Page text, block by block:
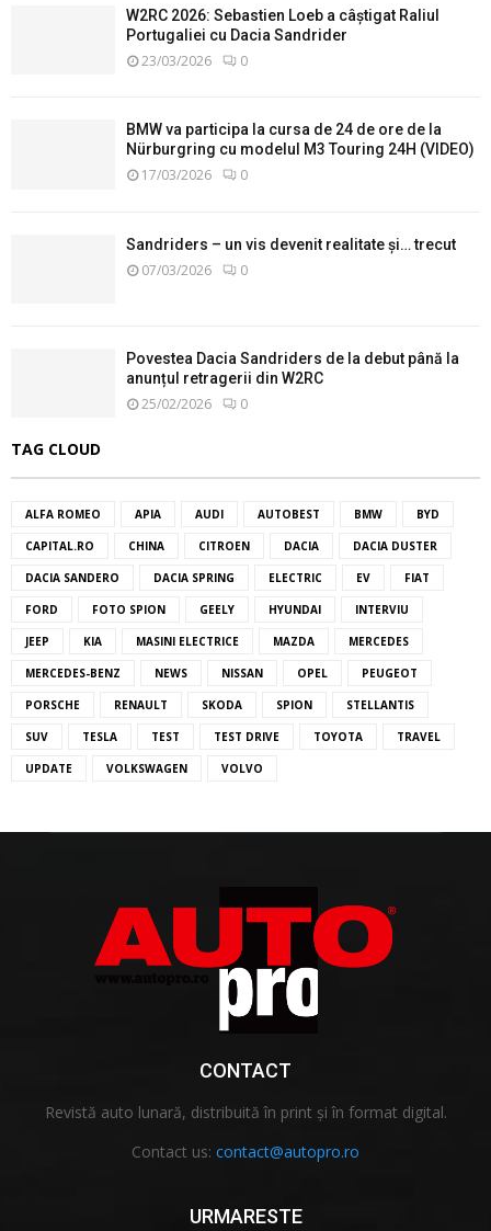
W2RC 2026: Sebastien Loeb a câștigat Raliul
Portugaliei cu Dacia Sandrider
23/03/2026 0
BMW va participa la cursa de 24 de ore de la
Nürburgring cu modelul M3 Touring 24H (VIDEO)
17/03/2026 0
Sandriders – un vis devenit realitate și… trecut
07/03/2026 0
Povestea Dacia Sandriders de la debut până la
anunțul retragerii din W2RC
25/02/2026 0
TAG CLOUD
ALFA ROMEO APIA AUDI AUTOBEST BMW BYD
CAPITAL.RO CHINA CITROEN DACIA DACIA DUSTER
DACIA SANDERO DACIA SPRING ELECTRIC EV FIAT
FORD FOTO SPION GEELY HYUNDAI INTERVIU
JEEP KIA MASINI ELECTRICE MAZDA MERCEDES
MERCEDES-BENZ NEWS NISSAN OPEL PEUGEOT
PORSCHE RENAULT SKODA SPION STELLANTIS
SUV TESLA TEST TEST DRIVE TOYOTA TRAVEL
UPDATE VOLKSWAGEN VOLVO
CONTACT
Revistă auto lunară, distribuită în print și în format digital.
Contact us: contact@autopro.ro
URMARESTE